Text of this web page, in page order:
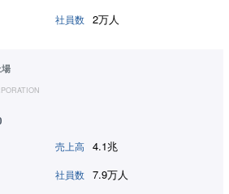
社員数 2万人
売上高 4.1兆
社員数 7.9万人